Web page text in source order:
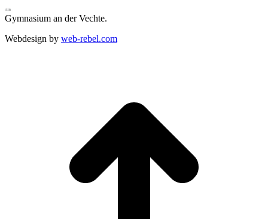
Gymnasium an der Vechte.
Webdesign by web-rebel.com